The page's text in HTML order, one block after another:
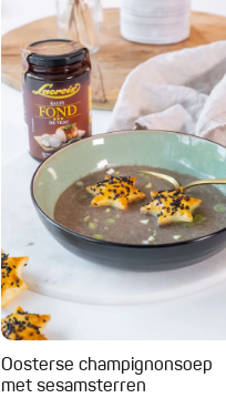
Oosterse champignonsoep
met sesamsterren